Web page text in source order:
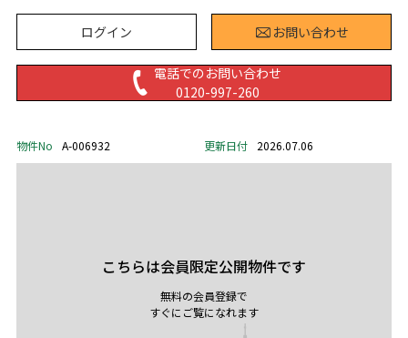
ログイン お問い合わせ
電話でのお問い合わせ
0120-997-260
物件No A-006932 更新日付 2026.07.06
こちらは会員限定公開物件です
無料の会員登録で
すぐにご覧になれます